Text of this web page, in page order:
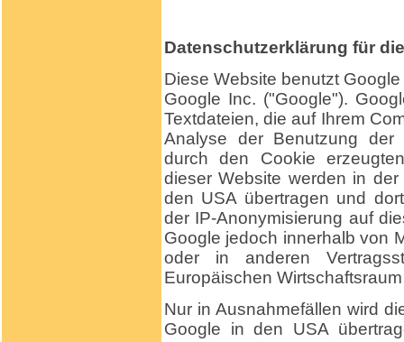
Datenschutzerklärung für
Diese Website benutzt
Google Inc. ("Google").
Textdateien, die auf Ihrem
Analyse der Benutzung der
durch den Cookie
dieser Website werden in
den USA übertragen und
der IP-Anonymisierung auf
Google jedoch innerhalb von
oder in anderen
Europäischen
Nur in Ausnahmefällen wird
Google in den USA